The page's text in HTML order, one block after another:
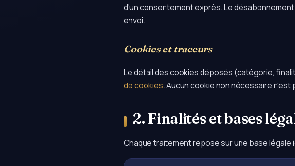
d'un consentement exprès. Le
envoi.
Cookies et traceurs
Le détail des cookies déposés (catégorie,
de cookies. Aucun cookie non nécessaire
2. Finalités et bases
Chaque traitement repose sur une base légale